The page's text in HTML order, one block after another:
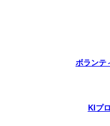
ボランテ
KIプ